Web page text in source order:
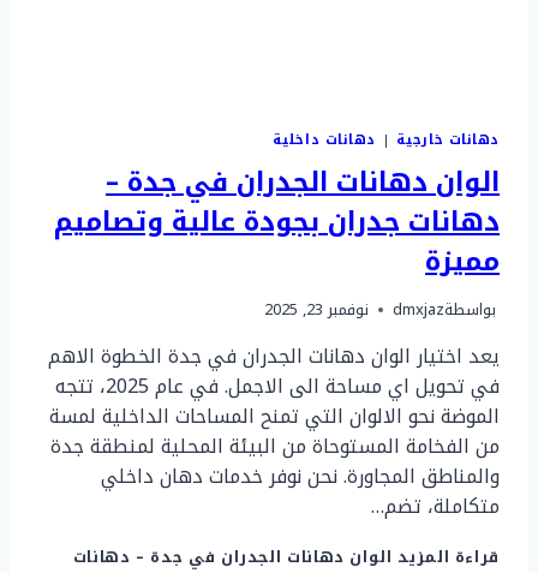
دهانات خارجية | دهانات داخلية
الوان دهانات الجدران في جدة –
دهانات جدران بجودة عالية وتصاميم
مميزة
بواسطةdmxjaz نوفمبر 23, 2025
يعد اختيار الوان دهانات الجدران في جدة الخطوة الاهم
في تحويل اي مساحة الى الاجمل. في عام 2025، تتجه
الموضة نحو الالوان التي تمنح المساحات الداخلية لمسة
من الفخامة المستوحاة من البيئة المحلية لمنطقة جدة
والمناطق المجاورة. نحن نوفر خدمات دهان داخلي
متكاملة، تضم…
قراءة المزيد الوان دهانات الجدران في جدة – دهانات